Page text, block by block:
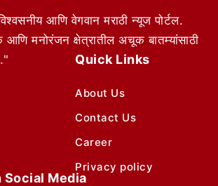
आणि वेगवान मराठी न्यूज पोर्टल.
आणि मनोरंजन क्षेत्रातील अचूक बातम्यांसाठी
Quick Links
About Us
Contact Us
Career
Privacy policy
Social Media